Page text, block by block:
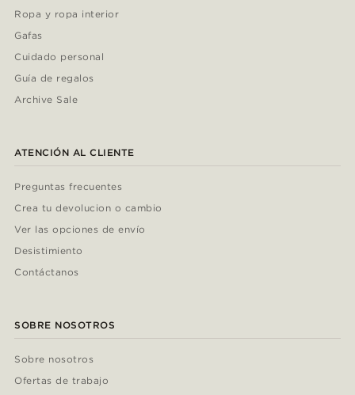
Ropa y ropa interior
Gafas
Cuidado personal
Guía de regalos
Archive Sale
ATENCIÓN AL CLIENTE
Preguntas frecuentes
Crea tu devolucion o cambio
Ver las opciones de envío
Desistimiento
Contáctanos
SOBRE NOSOTROS
Sobre nosotros
Ofertas de trabajo